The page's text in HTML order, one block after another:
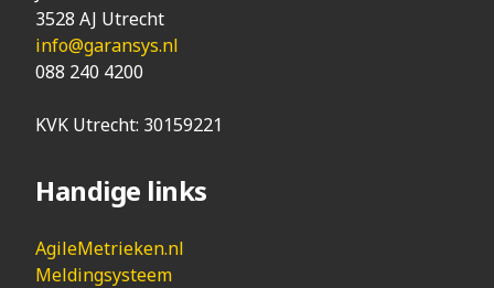
3528 AJ Utrecht
info@garansys.nl
088 240 4200
KVK Utrecht: 30159221
Handige links
AgileMetrieken.nl
Meldingsysteem